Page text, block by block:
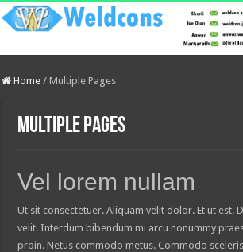
Home / Multiple Pages
Multiple Pages
Vel lorem nullam
Ut sit consectetuer. Aliquam velit dolor. Et ut est.
velit. Interdum bibendum mi arcu nonummy
proin. Netus commodo metus. Commodo